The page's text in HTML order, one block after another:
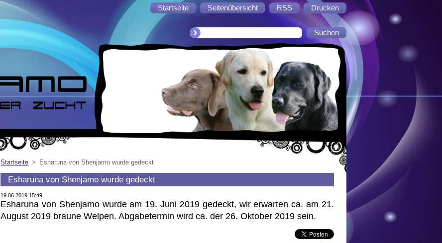
Startseite Seitenübersicht RSS Drucken
Startseite > Esharuna von Shenjamo wurde gedeckt
Esharuna von Shenjamo wurde gedeckt
19.06.2019 15:49
Esharuna von Shenjamo wurde am 19. Juni 2019 gedeckt, wir erwarten ca. am 21.
August 2019 braune Welpen. Abgabetermin wird ca. der 26. Oktober 2019 sein.